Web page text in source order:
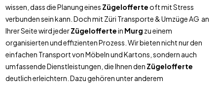
wissen, dass die Planung eines Zügelofferteoft mit Stress
verbunden sein kann. Doch mit Züri Transporte & Umzüge AG an
Ihrer Seite wird jederZügeloffertein Murg zu einem
organisierten und effizienten Prozess. Wir bieten nicht nur den
einfachen Transport von Möbeln und Kartons, sondern auch
umfassende Dienstleistungen, die Ihnen den Zügelofferte
deutlich erleichtern. Dazu gehören unter anderem